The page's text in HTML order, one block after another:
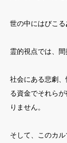
世の中にはびこる
霊的視点では、
社会にある悲劇
る資金でそれら
りません。
そして、このカ